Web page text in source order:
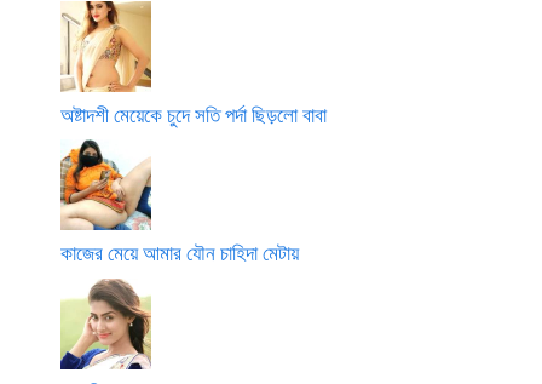
অষ্টাদশী মেয়েকে চুদে সতি পর্দা ছিড়লো বাবা
কাজের মেয়ে আমার যৌন চাহিদা মেটায়